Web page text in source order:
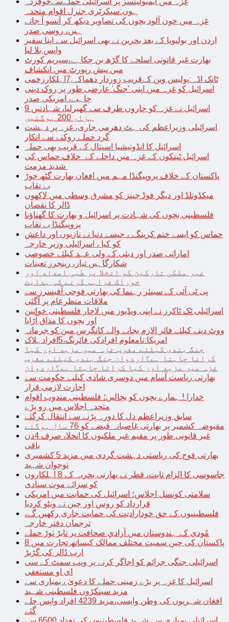
ہوں:سیکرٹری جنرل اقوام متحدہ
غزہ میں خون آلود بچوں کی تصاویر دیکھ کر آنسو آ جاتے
ہیں، روسی صدر
اردن اور بولیویا کے بعد بحرین نے بھی اسرائیل سے اپنا سفیر
واپس بلا لیا
بھارت غیر قانونی اسلحے کا گڑھ بن چکاہے،سپریم کورٹ
میں پیش رپورٹ میں انکشاف
ٹانک اڈہ:پولیس وین کےقریب زوردار دھماکہ,7اہلکارزخمی
اسرائیل کو غزہ میں اپنی ‘جنگ’ عارضی طور پر روک دینی
چاہیے، امریکی صدر
اسرائیل نے غزہ کو چاروں طرف سے گھیرلیا، شہادتیں 9
ہزار 200 ہوگئیں
اسرائیلی وزیراعظم کی ہٹ دھرمی جاری، غزہ پر دہشت
گرد حملے روکنے سے انکار
اسرائیل کا انڈونیشیا اسپتال کے قریب بھی حملہ
اسرائیل ٹینکوں کے غزہ میں داخلے کے خلاف حماس کی
پاکستان کے خلاف پروپیگنڈا مہم میں افغان بھارت گٹھ جوڑ
بے نقاب
میکڈونلڈ اور دیگر فوڈ چینز کو مشرق وسطی میں لاکھوں
ڈالر کا نقصان
فلسطینی بچوں کی شہادت پر اسرائیل و بھارت کا گھناؤنا
پروپیگنڈا بے نقاب
حماس کو ایسے ختم کرینگے ، جیسے دنیا نے نازیوں اور داعش
کو کیا ، اسرائیلی وزیر خارجہ
اماراتی صدر اور دبئی کے ولی عہد کیلئے خصوصی
شکارگاہیں تیار، رینجرز تعینات
غیر ملکی تارکین کو انخلا پر طبی امداد اور
خوراک فراہم کرنے کی ہدایت
پی ٹی آئی کے سینئر رہنما کی بھارتی فوجی آفیسرز سے
ملاقات منظرعام پر آگئی
اسرائیلی ٹک ٹاکرز نے اپنی ویڈیوز میں لاچار فلسطینی خواتین
اور بچوں کا مذاق اُڑایا
ووٹ دینے کیلئے فائر الارم بجانے والے کانگرس مین کو جرمانہ
امریکا:نامعلوم افرادکی فائرنگ،5افرادہلاک
جنگ بندی کیلئے مغرب غزہ میں مزید اور کیا
کرانا چاہتا ہے؟اردوان جنگ بندی کیلئے مغرب
غزہ میں مزید اور کیا کرانا چاہتا ہے؟اردوان
بھارتی ریاست آسام میں دوسری شادی کیلیے حکومت سے
اجازت لازمی قرار
خدارا ! ہمارے بچوں کو بچالیں؛ فلسطینی مندوب اقوام
متحدہ اجلاس میں رو پڑے
سابق وزیراعظم دل کا دورہ پڑنے سے انتقال کرگئے
مقبوضہ کشمیر پر بھارتی غاصبانہ قبضے کو 76 سال ہوگئے
غیر قانونی طور پر مقیم غیر ملکیوں کا انخلا، صرف 4دن
باقی
بھارتی فوج کی ریاستی دہشت گردی میں مزید 5 کشمیری
نوجوان شہید
جاسوسی کا الزام ثابت، قطر نے بھارتی بحریہ کے 8 اہلکاروں
کو سزائے موت سنادی
سلامتی کونسل اجلاس؛ اسرائیل کی حمایت میں امریکی
قرارداد کو روس اور چین نے ویٹو کردیا
فلسطینیوں کے حق خودارادیت کی حمایت جاری رکھیں گے،
ترجمان دفتر خارجہ
مُودی کے ہندوستان میں آزادیِ صحافت پر تابڑ توڑ حملے
پاکستان کی چین سمیت مختلف ممالک کیساتھ تجارت میں 8
ارب ڈالر کی گڑبڑ
اسرائیلی جنگی جرائم کو اجاگر کرنے پر ویب سمٹ کے سی
ای او مستعفی
اسرائیل کا غزہ پر بڑے زمینی حملے کا دعویٰ ، بمباری سے
مزید سینکڑوں فلسطینی شہید
افغان شہریوں کی وطن واپسی،مزید 4239 افراد واپس چلے
گئے
اسرائیلی بمباری سے شہید فلسطینیوں کی تعداد 6500 سے